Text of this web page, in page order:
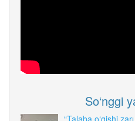
So‘nggi
“Talaba o‘qishi